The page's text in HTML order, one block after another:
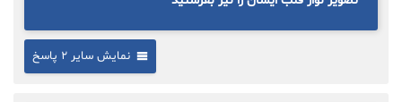
نمایش سایر 2 پاسخ